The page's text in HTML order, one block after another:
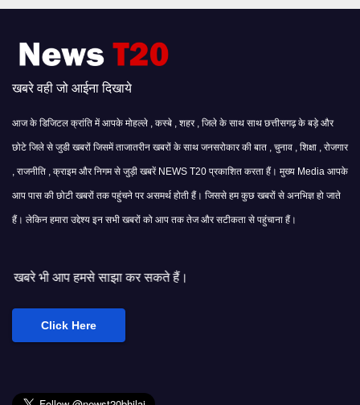
खबरे वही जो आईना दिखाये
आज के डिजिटल क्रांति में आपके मोहल्ले , कस्बे , शहर , जिले के साथ साथ छत्तीसगढ़ के बड़े और
छोटे जिले से जुडी खबरों जिसमें ताजातरीन खबरों के साथ जनसरोकार की बात , चुनाव , शिक्षा , रोजगार
, राजनीति , क्राइम और निगम से जुड़ी खबरें NEWS T20 प्रकाशित करता हैं। मुख्य Media आपके
आप पास की छोटी खबरों तक पहुंचने पर असमर्थ होती हैं। जिससे हम कुछ खबरों से अनभिज्ञ हो जाते
हैं। लेकिन हमारा उद्देश्य इन सभी खबरों को आप तक तेज और सटीकता से पहुंचाना हैं।
साझा कर सकते हैं।
Click Here